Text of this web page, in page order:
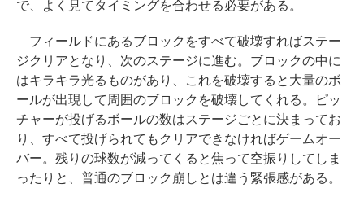
パソコン 15-fd 15.6インチ 16GB
メモリ 512GB SSD インテル Core
5
￥129,800
Apple 2026 MacBook Air M5チッ
プ搭載13インチノートブック：AI
￥1,600
Microsoft Office Home & Busine
ss 2024(最新 永続版)|オンライン
コード版|Windows11、10/mac対
応|PC2台
￥39,582
AIイラスト表現辞典: 思い通りの絵
を引き出す プロンプトの言葉 AI画
像生成シリーズ (はぴーイラストLa
bo)
￥480
最大8週間持続バッテリー、広告無
し、ブラック (2025年発売)
￥31,980
New Amazon Kindle Scribe Color
soft | 11インチカラーディスプレ
イ、64GBストレージ、ノート機能
で、よく見てタイミングを合わせる必要がある。
フィールドにあるブロックをすべて破壊すればステー
ジクリアとなり、次のステージに進む。ブロックの中に
はキラキラ光るものがあり、これを破壊すると大量のボ
ールが出現して周囲のブロックを破壊してくれる。ピッ
チャーが投げるボールの数はステージごとに決まってお
り、すべて投げられてもクリアできなければゲームオー
バー。残りの球数が減ってくると焦って空振りしてしま
ったりと、普通のブロック崩しとは違う緊張感がある。